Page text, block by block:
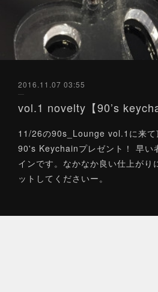
2016.11.07 03:55
11/26の90s_Lounge vol.1に来て
90's Keychainプレゼント！ 早い
インです。なかなか良い仕上がり
ットしてくださいー。